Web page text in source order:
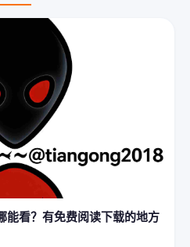
能看？有免费阅读下载的地方